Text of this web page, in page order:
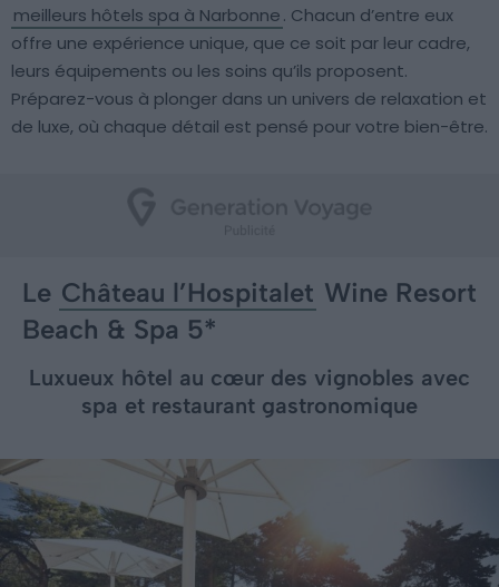
meilleurs hôtels spa à Narbonne. Chacun d’entre eux
offre une expérience unique, que ce soit par leur cadre,
leurs équipements ou les soins qu’ils proposent.
Préparez-vous à plonger dans un univers de relaxation et
de luxe, où chaque détail est pensé pour votre bien-être.
Le Château l’Hospitalet Wine Resort
Beach & Spa 5*
Luxueux hôtel au cœur des vignobles avec
spa et restaurant gastronomique